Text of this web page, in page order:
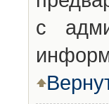
с